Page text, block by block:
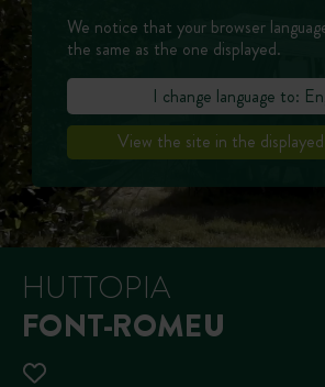
HUTTOPIA
FONT-ROMEU
We notice that your browser
the same as the one displayed.
I change language to:
View the site in the displayed